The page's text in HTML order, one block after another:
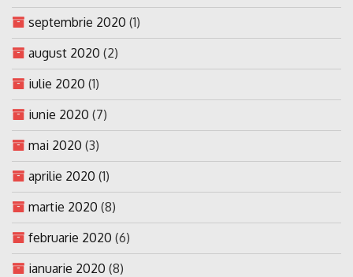
septembrie 2020 (1)
august 2020 (2)
iulie 2020 (1)
iunie 2020 (7)
mai 2020 (3)
aprilie 2020 (1)
martie 2020 (8)
februarie 2020 (6)
ianuarie 2020 (8)